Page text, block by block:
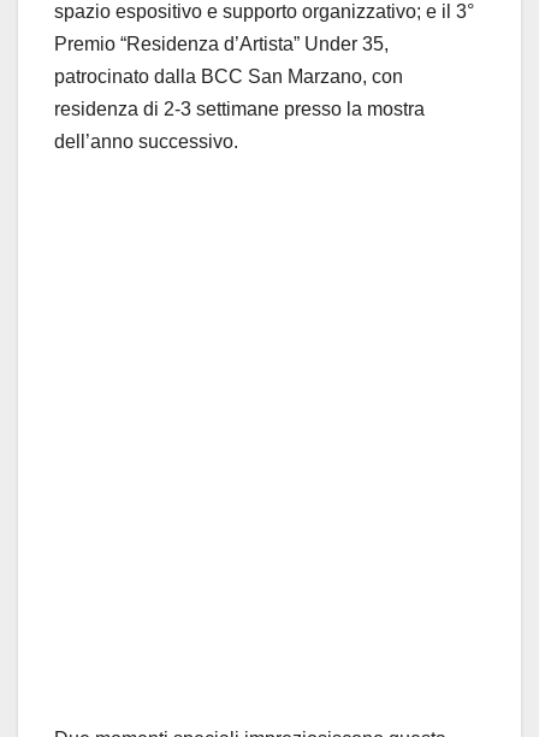
spazio espositivo e supporto organizzativo; e il 3°
Premio “Residenza d’Artista” Under 35,
patrocinato dalla BCC San Marzano, con
residenza di 2-3 settimane presso la mostra
dell’anno successivo.